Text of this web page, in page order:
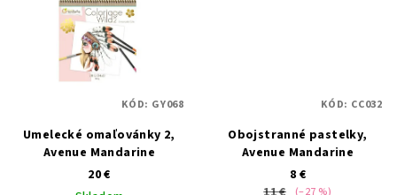
Umelecké omaľovánky 2,
Avenue Mandarine
20 €
KÓD: GY068
Obojstranné pastelky,
Avenue Mandarine
8 €
(–27 %)
KÓD: CC032